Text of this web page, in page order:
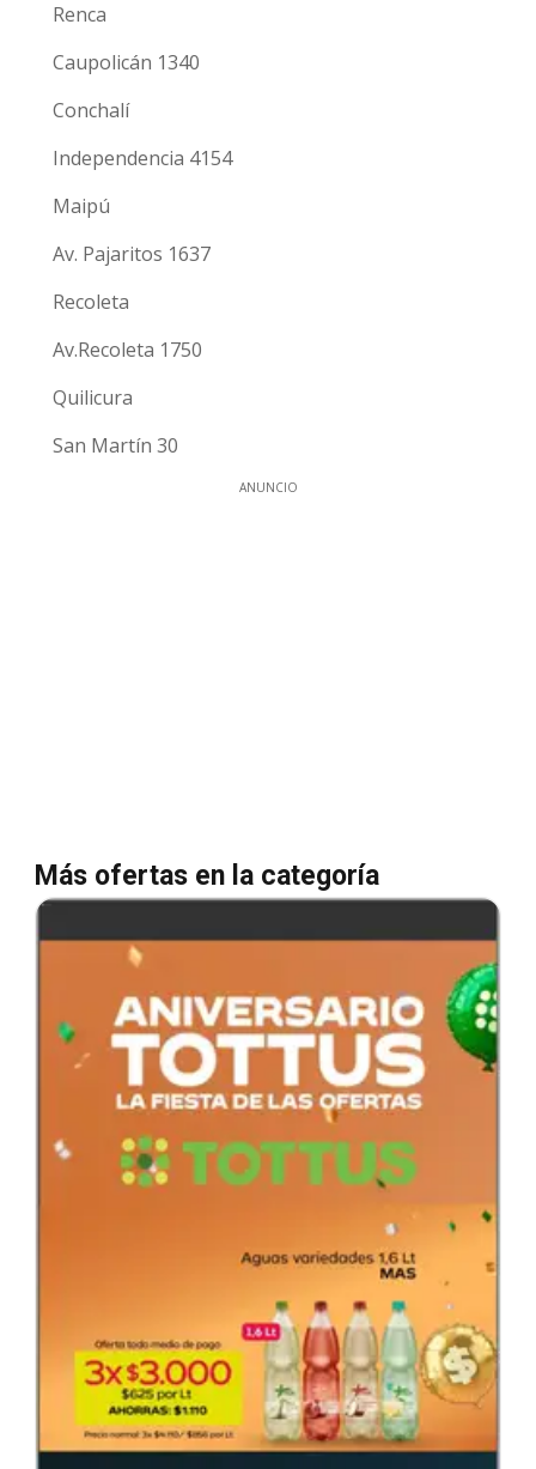
Renca
Caupolicán 1340
Conchalí
Independencia 4154
Maipú
Av. Pajaritos 1637
Recoleta
Av.Recoleta 1750
Quilicura
San Martín 30
ANUNCIO
Más ofertas en la categoría